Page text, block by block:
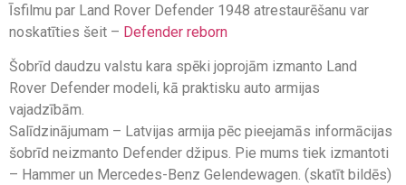
Īsfilmu par Land Rover Defender 1948 atrestaurēšanu var
noskatīties šeit – Defender reborn
Šobrīd daudzu valstu kara spēki joprojām izmanto Land
Rover Defender modeli, kā praktisku auto armijas
vajadzībām.
Salīdzinājumam – Latvijas armija pēc pieejamās informācijas
šobrīd neizmanto Defender džipus. Pie mums tiek izmantoti
– Hammer un Mercedes-Benz Gelendewagen. (skatīt bildēs)